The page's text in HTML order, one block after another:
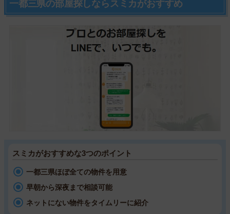
一都三県の部屋探しならスミカがおすすめ
スミカがおすすめな3つのポイント
一都三県ほぼ全ての物件を用意
早朝から深夜まで相談可能
ネットにない物件をタイムリーに紹介